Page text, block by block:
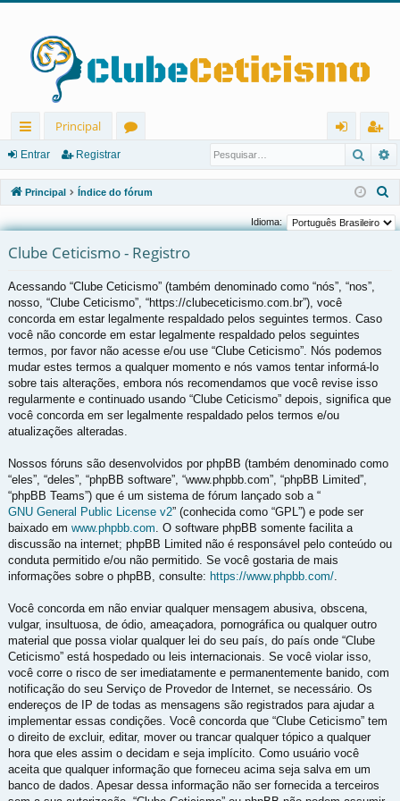
in
ks
rá
os
Principal
u
ns
ra
r
eg
ist
ra
Entrar Registrar
Principal Índice do fórum
s
Idioma:
Clube Ceticismo - Registro
Acessando “Clube Ceticismo” (também denominado como “nós”, “nos”,
nosso, “Clube Ceticismo”, “https://clubeceticismo.com.br”), você
concorda em estar legalmente respaldado pelos seguintes termos. Caso
você não concorde em estar legalmente respaldado pelos seguintes
termos, por favor não acesse e/ou use “Clube Ceticismo”. Nós podemos
mudar estes termos a qualquer momento e nós vamos tentar informá-lo
sobre tais alterações, embora nós recomendamos que você revise isso
regularmente e continuado usando “Clube Ceticismo” depois, significa que
você concorda em ser legalmente respaldado pelos termos e/ou
atualizações alteradas.
Nossos fóruns são desenvolvidos por phpBB (também denominado como
“eles”, “deles”, “phpBB software”, “www.phpbb.com”, “phpBB Limited”,
“phpBB Teams”) que é um sistema de fórum lançado sob a “
GNU General Public License v2” (conhecida como “GPL”) e pode ser
baixado em www.phpbb.com . O software phpBB somente facilita a
discussão na internet; phpBB Limited não é responsável pelo conteúdo ou
conduta permitido e/ou não permitido. Se você gostaria de mais
informações sobre o phpBB, consulte: https://www.phpbb.com/
Você concorda em não enviar qualquer mensagem abusiva, obscena,
vulgar, insultuosa, de ódio, ameaçadora, pornográfica ou qualquer outro
material que possa violar qualquer lei do seu país, do país onde “Clube
Ceticismo” está hospedado ou leis internacionais. Se você violar isso,
você corre o risco de ser imediatamente e permanentemente banido, com
notificação do seu Serviço de Provedor de Internet, se necessário. Os
endereços de IP de todas as mensagens são registrados para ajudar a
implementar essas condições. Você concorda que “Clube Ceticismo” tem
o direito de excluir, editar, mover ou trancar qualquer tópico a qualquer
hora que eles assim o decidam e seja implícito. Como usuário você
aceita que qualquer informação que forneceu acima seja salva em um
banco de dados. Apesar dessa informação não ser fornecida a terceiros